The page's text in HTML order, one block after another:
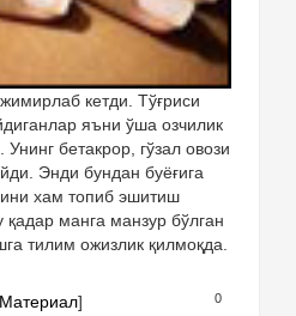
кетди. Тўғриси
яъни ўша озчилик
бетакрор, гўзал овози
Энди бундан буёғига
хам топиб эшитиш
манга манзур бўлган
тилим ожизлик қилмоқда.
0
Материал]